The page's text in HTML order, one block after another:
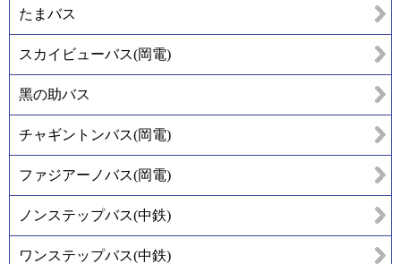
たまバス
スカイビューバス(岡電)
黑の助バス
チャギントンバス(岡電)
ファジアーノバス(岡電)
ノンステップバス(中鉄)
ワンステップバス(中鉄)